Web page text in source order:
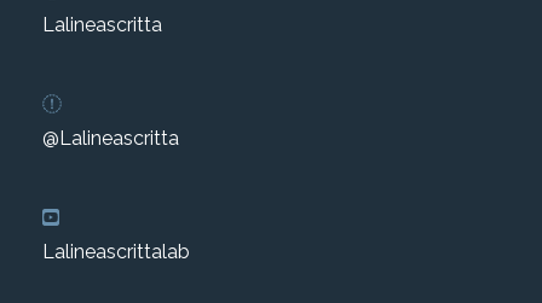
Lalineascritta
@Lalineascritta
Lalineascrittalab